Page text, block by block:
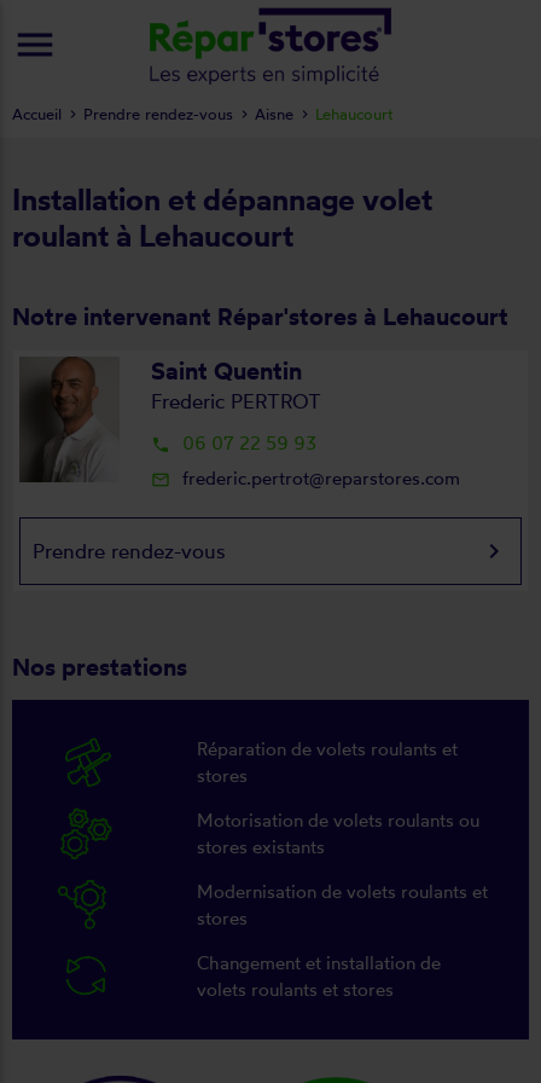
Installation et dépannage volet
roulant à Lehaucourt
Notre intervenant Répar'stores à Lehaucourt
Saint Quentin
Frederic PERTROT
local_phone 06 07 22 59 93
mail_outline frederic.pertrot@reparstores.com
Prendre rendez-vous keyboard_arrow_right
Nos prestations
Réparation de volets roulants et
stores
Motorisation de volets roulants ou
stores existants
Modernisation de volets roulants et
stores
Changement et installation de
volets roulants et stores
Accueil Prendre rendez-vous Aisne Lehaucourt
menu